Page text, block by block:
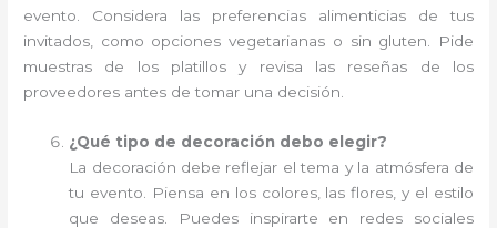
evento. Considera las preferencias alimenticias de tus
invitados, como opciones vegetarianas o sin gluten. Pide
muestras de los platillos y revisa las reseñas de los
proveedores antes de tomar una decisión.
¿Qué tipo de decoración debo elegir?
La decoración debe reflejar el tema y la atmósfera de
tu evento. Piensa en los colores, las flores, y el estilo
que deseas. Puedes inspirarte en redes sociales